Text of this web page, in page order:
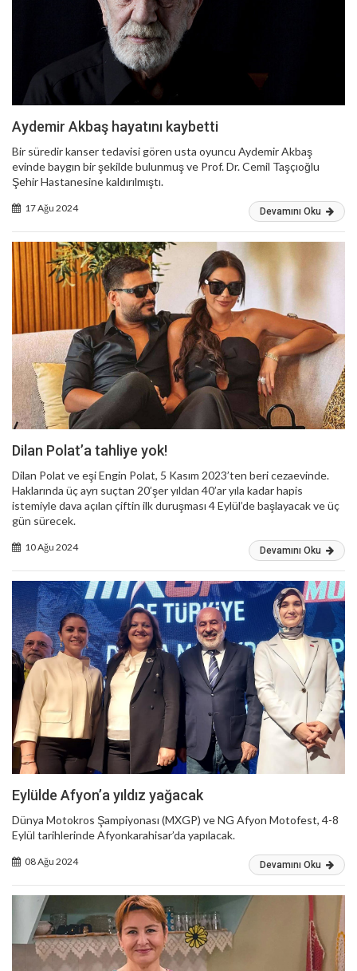
Aydemir Akbaş hayatını kaybetti
Bir süredir kanser tedavisi gören usta oyuncu Aydemir Akbaş
evinde baygın bir şekilde bulunmuş ve Prof. Dr. Cemil Taşçıoğlu
Şehir Hastanesine kaldırılmıştı.
17 Ağu 2024 Devamını Oku
Dilan Polat’a tahliye yok!
Dilan Polat ve eşi Engin Polat, 5 Kasım 2023’ten beri cezaevinde.
Haklarında üç ayrı suçtan 20’şer yıldan 40’ar yıla kadar hapis
istemiyle dava açılan çiftin ilk duruşması 4 Eylül’de başlayacak ve üç
gün sürecek.
10 Ağu 2024 Devamını Oku
Eylülde Afyon’a yıldız yağacak
Dünya Motokros Şampiyonası (MXGP) ve NG Afyon Motofest, 4-8
Eylül tarihlerinde Afyonkarahisar’da yapılacak.
08 Ağu 2024 Devamını Oku